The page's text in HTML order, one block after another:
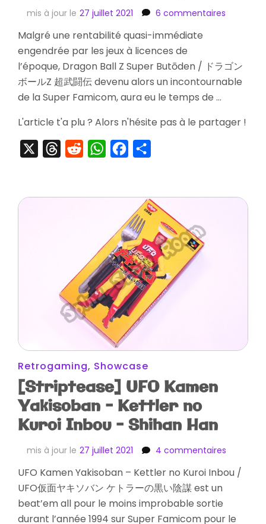
mis à jour le 27 juillet 2021 6 commentaires
Z
Butōden
Malgré une rentabilité quasi-immédiate
engendrée par les jeux à licences de
l’époque, Dragon Ball Z Super Butōden / ドラゴン
ボールZ 超武闘伝 devenu alors un incontournable
de la Super Famicom, aura eu le temps de …
L'article t'a plu ? Alors n'hésite pas à le partager !
ThreadsRedditWhatsAppFacebook
Retrogaming, Showcase
[Striptease] UFO Kamen
Yakisoban – Kettler no
Kuroi Inbou – Shihan Han
mis à jour le 27 juillet 2021 4 commentaires
UFO
–
UFO Kamen Yakisoban – Kettler no Kuroi Inbou /
UFO仮面ヤキソバン ケトラーの黒い陰謀 est un
beat’em all pour le moins improbable sortie
durant l’année 1994 sur Super Famicom pour le